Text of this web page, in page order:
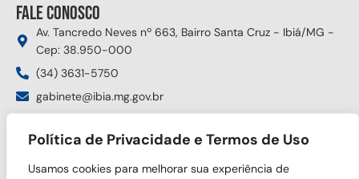
Política de Privacidade e Termos de Uso
Usamos cookies para melhorar sua experiência de
Fale conosco
Av. Tancredo Neves nº 663, Bairro Santa Cruz - Ibiá/MG -
Cep: 38.950-000
(34) 3631-5750
gabinete@ibia.mg.gov.br
Siga nas redes sociais